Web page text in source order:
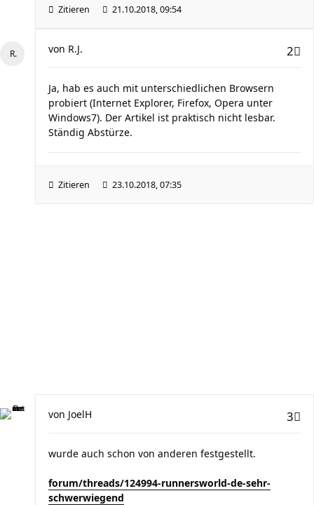
Zitieren 21.10.2018, 09:54
2
von R.J.
Ja, hab es auch mit unterschiedlichen Browsern
probiert (Internet Explorer, Firefox, Opera unter
Windows7). Der Artikel ist praktisch nicht lesbar.
Ständig Abstürze.
Zitieren 23.10.2018, 07:35
3
von JoelH
wurde auch schon von anderen festgestellt.
forum/threads/124994-runnersworld-de-sehr-
schwerwiegend